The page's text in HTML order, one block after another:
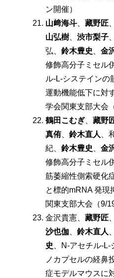
ン開催）
⼭﨑海⽃、 藏野匠
⼭弘樹、 渋市梨⼦、
弘、 鈴⽊豊史 ⾦
修飾⾼分⼦ミセル
ル-L-システインの
運動機能低下に対
学会関東支部大会
鶴⽥こむぎ、 藏野
真侑、 鈴⽊直人 、
紀、 鈴⽊豊史 ⾦
修飾⾼分⼦ミセル
筋萎縮性側索硬化
と標的mRNA 発現
関東支部大会（9/
金沢貴憲、 藏野匠
沙也伽、 鈴木直人
史 、N-アセチル-
ノカプセルの経鼻
症モデルマウスに